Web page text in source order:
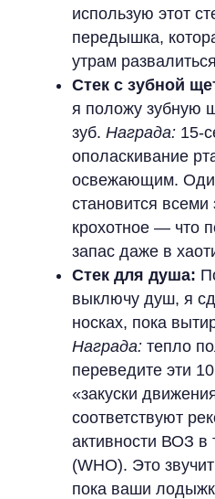
использую этот
передышка,
утрам
Стек с зубной
я положу зубную
зуб.Награда: 15-
ополаскивание
освежающим.
становится
крохотное — что
запас даже в
Стек для душа:
выключу душ, я
носках, пока
Награда: тепло
переведите эти
«закуски
соответствуют
активности ВОЗ в
(WHO). Это
пока ваши